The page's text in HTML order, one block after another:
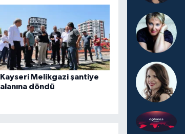
Kayseri Melikgazi şantiye
alanına döndü